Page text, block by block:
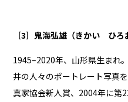
［3］鬼海弘雄（きかい ひろ
1945–2020年、山形県生まれ
井の人々のポートレート写真
真家協会新人賞、2004年に第